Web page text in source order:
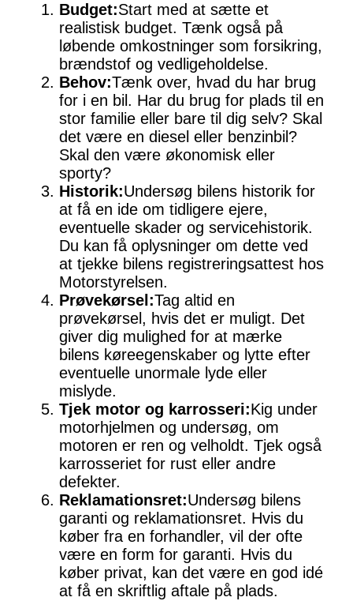
Budget:Start med at sætte et
realistisk budget. Tænk også på
løbende omkostninger som forsikring,
brændstof og vedligeholdelse.
Behov:Tænk over, hvad du har brug
for i en bil. Har du brug for plads til en
stor familie eller bare til dig selv? Skal
det være en diesel eller benzinbil?
Skal den være økonomisk eller
sporty?
Historik:Undersøg bilens historik for
at få en ide om tidligere ejere,
eventuelle skader og servicehistorik.
Du kan få oplysninger om dette ved
at tjekke bilens registreringsattest hos
Motorstyrelsen.
Prøvekørsel:Tag altid en
prøvekørsel, hvis det er muligt. Det
giver dig mulighed for at mærke
bilens køreegenskaber og lytte efter
eventuelle unormale lyde eller
mislyde.
Tjek motor og karrosseri:Kig under
motorhjelmen og undersøg, om
motoren er ren og velholdt. Tjek også
karrosseriet for rust eller andre
defekter.
Reklamationsret:Undersøg bilens
garanti og reklamationsret. Hvis du
køber fra en forhandler, vil der ofte
være en form for garanti. Hvis du
køber privat, kan det være en god idé
at få en skriftlig aftale på plads.